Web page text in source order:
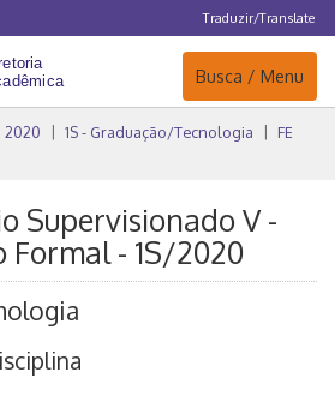
Traduzir/Translate
Navegação
Busca / Menu
2020 1S - Graduação/Tecnologia
FE
Supervisionado V -
Formal - 1S/2020